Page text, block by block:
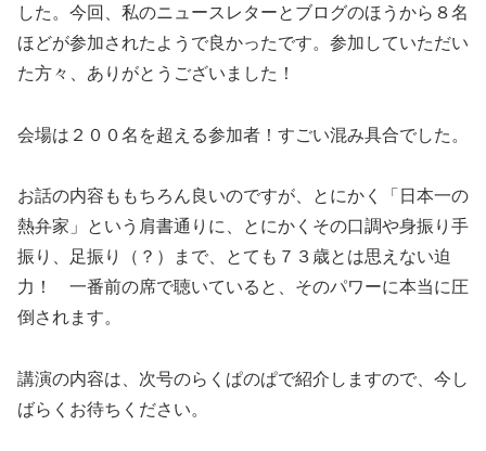
した。今回、私のニュースレターとブログのほうから８名
ほどが参加されたようで良かったです。参加していただい
た方々、ありがとうございました！
会場は２００名を超える参加者！すごい混み具合でした。
お話の内容ももちろん良いのですが、とにかく「日本一の
熱弁家」という肩書通りに、とにかくその口調や身振り手
振り、足振り（？）まで、とても７３歳とは思えない迫
力！ 一番前の席で聴いていると、そのパワーに本当に圧
倒されます。
講演の内容は、次号のらくぱのぱで紹介しますので、今し
ばらくお待ちください。